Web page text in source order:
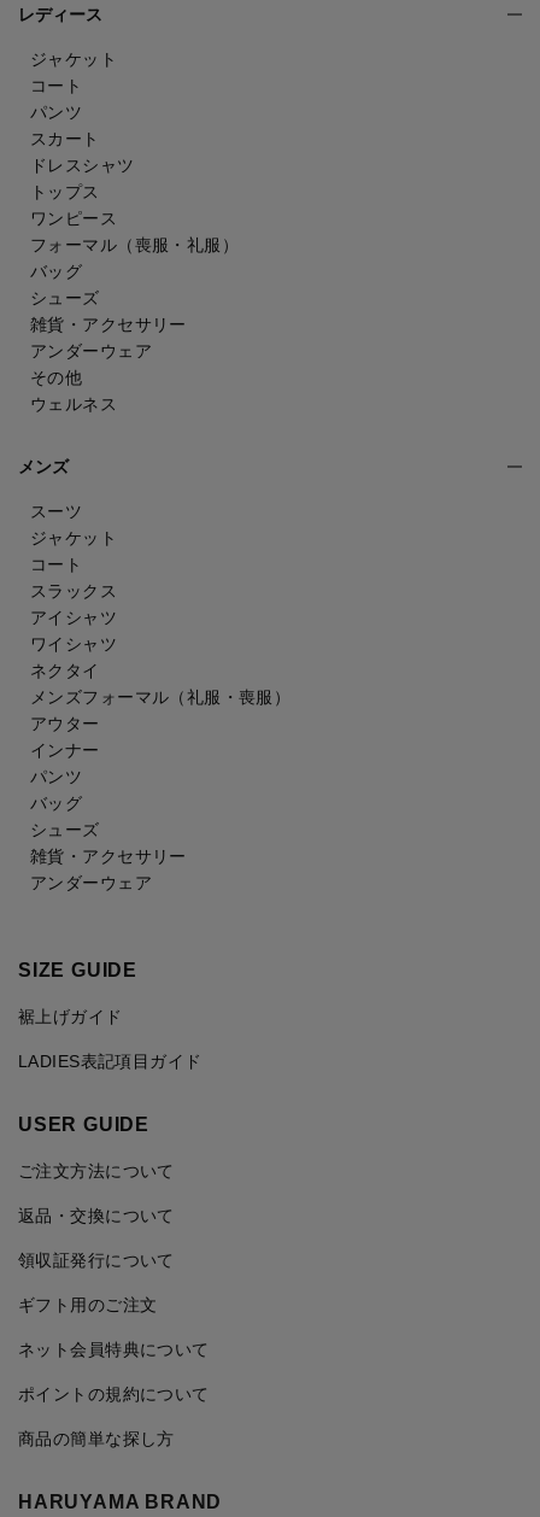
レディース
ジャケット
コート
パンツ
スカート
ドレスシャツ
トップス
ワンピース
フォーマル（喪服・礼服）
バッグ
シューズ
雑貨・アクセサリー
アンダーウェア
その他
ウェルネス
メンズ
スーツ
ジャケット
コート
スラックス
アイシャツ
ワイシャツ
ネクタイ
メンズフォーマル （礼服・喪服）
アウター
インナー
パンツ
バッグ
シューズ
雑貨・アクセサリー
アンダーウェア
SIZE GUIDE
裾上げガイド
LADIES表記項目ガイド
USER GUIDE
ご注文方法について
返品・交換について
領収証発行について
ギフト用のご注文
ネット会員特典について
ポイントの規約について
商品の簡単な探し方
HARUYAMA BRAND